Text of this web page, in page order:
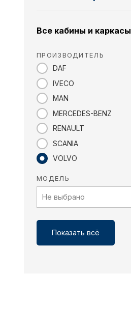
Все кабины и каркасы
ПРОИЗВОДИТЕЛЬ
DAF
IVECO
MAN
MERCEDES-BENZ
RENAULT
SCANIA
VOLVO
МОДЕЛЬ
Не выбрано
Показать всё